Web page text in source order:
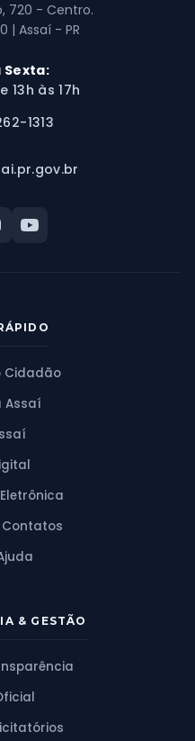
720 - Centro.
| Assaí - PR
Sexta:
13h às 17h
1313
Cidadão
Assaí
Contatos
& GESTÃO